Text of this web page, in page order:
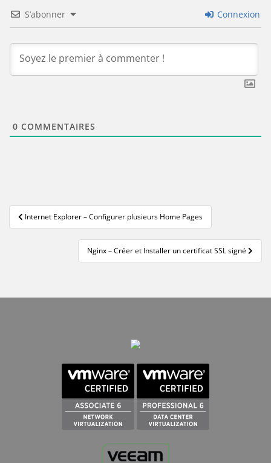
S’abonner Connexion
0 COMMENTAIRES
Navigation
de
Internet Explorer – Configurer plusieurs Home Pages
Nginx – Créer et Installer un certificat SSL signé